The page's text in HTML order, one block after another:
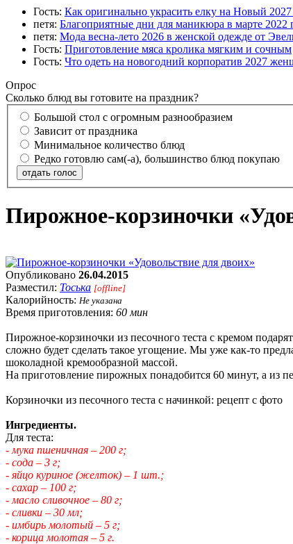
Гость: Как оригинально украсить елку на Новый
петя: Благоприятные дни для маникюра в марте 2022
петя: Мода весна-лето 2026 в женской одежде от
Гость: Приготовление мяса кролика мягким и сочным
Гость: Что одеть на новогодний корпоратив 2027
Опрос
Сколько блюд вы готовите на праздник?
Большой стол с огромным разнообразием
Зависит от праздника
Минимальное количество блюд
Редко готовлю сам(-а), большинство блюд покупаю
отдать голос
Пирожное-корзиночки
Опубликовано 26.04.2015
Разместил: Тоська [offline]
Калорийность: Не указана
Время приготовления: 60 мин
Пирожное-корзиночки из песочного теста с кремом
сложно будет сделать такое угощение. Мы уже как-то
шоколадной кремообразной массой.
На приготовление пирожных понадобится 60 минут, а из
Корзиночки из песочного теста с начинкой: рецепт с фото
Ингредиенты.
Для теста:
- мука пшеничная – 200 г;
- сода – 3 г;
- яйцо куриное (желток) – 1 шт.;
- сахар – 100 г;
- масло сливочное – 80 г;
- сливки – 30 мл;
- имбирь молотый – 5 г;
- корица молотая – 5 г.